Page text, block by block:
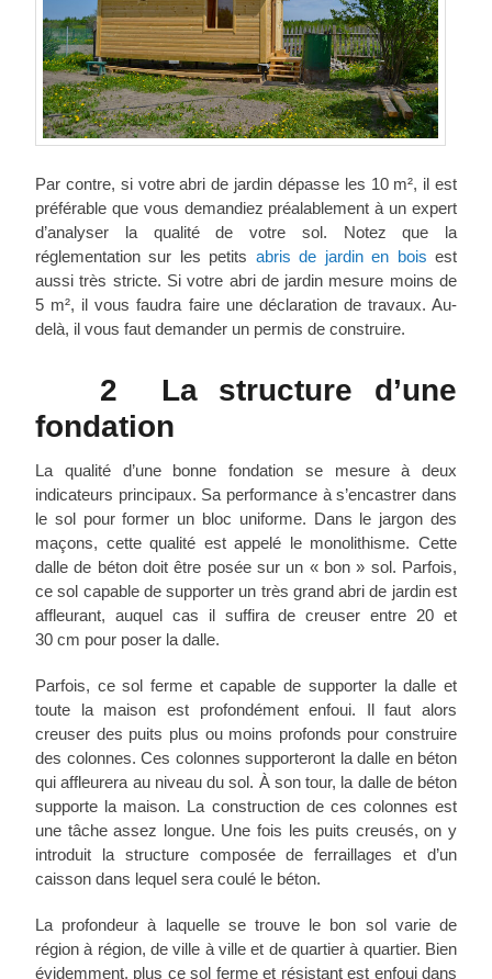
Par contre, si votre abri de jardin dépasse les 10 m², il est
préférable que vous demandiez préalablement à un expert
d’analyser la qualité de votre sol. Notez que la
réglementation sur les petits abris de jardin en bois est
aussi très stricte. Si votre abri de jardin mesure moins de
5 m², il vous faudra faire une déclaration de travaux. Au-
delà, il vous faut demander un permis de construire.
2 La structure d’une
fondation
La qualité d’une bonne fondation se mesure à deux
indicateurs principaux. Sa performance à s’encastrer dans
le sol pour former un bloc uniforme. Dans le jargon des
maçons, cette qualité est appelé le monolithisme. Cette
dalle de béton doit être posée sur un « bon » sol. Parfois,
ce sol capable de supporter un très grand abri de jardin est
affleurant, auquel cas il suffira de creuser entre 20 et
30 cm pour poser la dalle.
Parfois, ce sol ferme et capable de supporter la dalle et
toute la maison est profondément enfoui. Il faut alors
creuser des puits plus ou moins profonds pour construire
des colonnes. Ces colonnes supporteront la dalle en béton
qui affleurera au niveau du sol. À son tour, la dalle de béton
supporte la maison. La construction de ces colonnes est
une tâche assez longue. Une fois les puits creusés, on y
introduit la structure composée de ferraillages et d’un
caisson dans lequel sera coulé le béton.
La profondeur à laquelle se trouve le bon sol varie de
région à région, de ville à ville et de quartier à quartier. Bien
évidemment, plus ce sol ferme et résistant est enfoui dans